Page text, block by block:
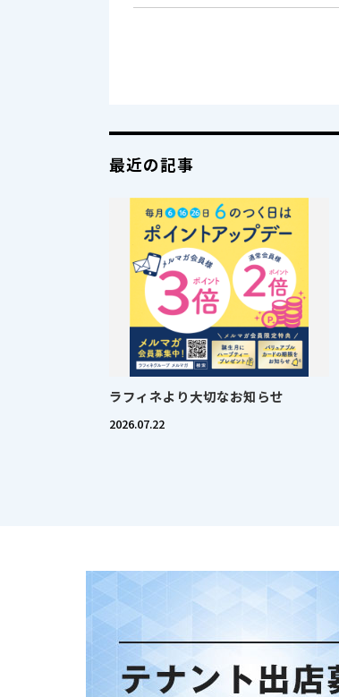
最近の記事
ラフィネより大切なお知らせ
2026.07.22